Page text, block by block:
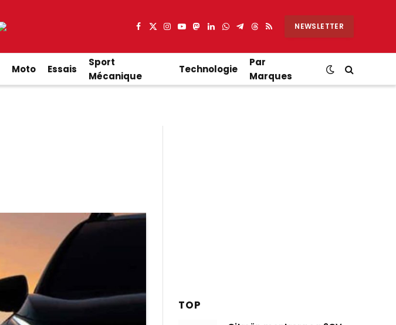
Facebook
X
Instagram
YouTube
Mastodon
LinkedIn
WhatsApp
Partager
Telegram
Threads
RSS NEWSLETTER
Moto Essais
Sport
Mécanique
Technologie
Par
Marques
TOP